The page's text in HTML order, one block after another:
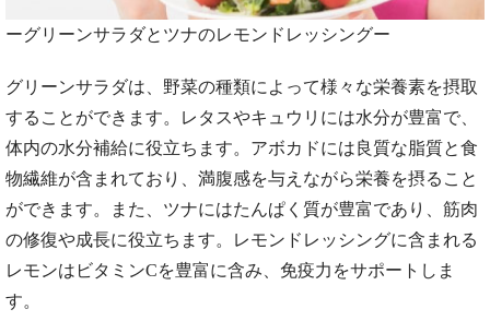
ーグリーンサラダとツナのレモンドレッシングー
グリーンサラダは、野菜の種類によって様々な栄養素を摂取
することができます。レタスやキュウリには水分が豊富で、
体内の水分補給に役立ちます。アボカドには良質な脂質と食
物繊維が含まれており、満腹感を与えながら栄養を摂ること
ができます。また、ツナにはたんぱく質が豊富であり、筋肉
の修復や成長に役立ちます。レモンドレッシングに含まれる
レモンはビタミンCを豊富に含み、免疫力をサポートしま
す。